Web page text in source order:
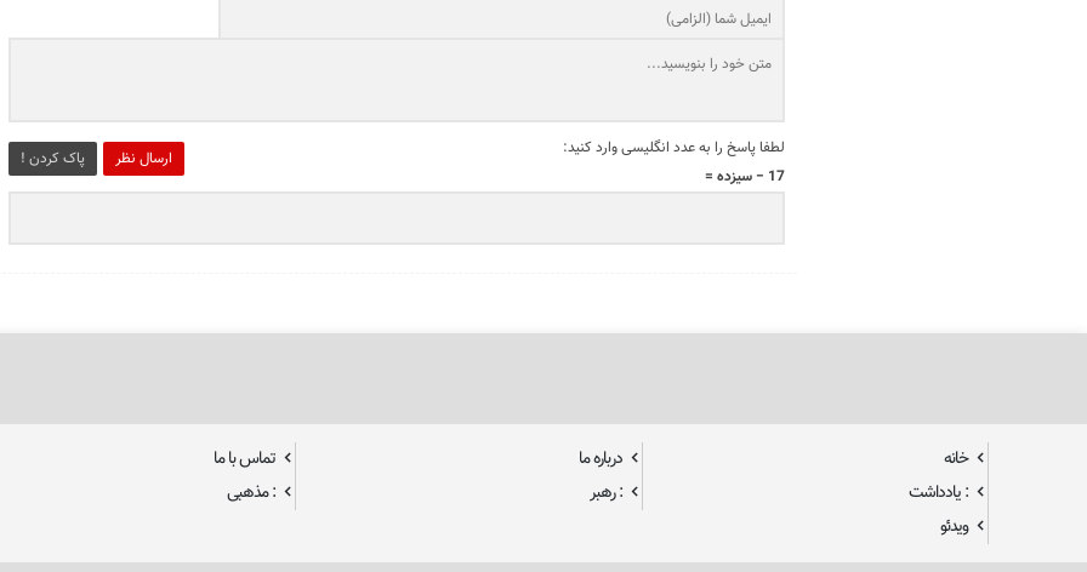
ارسال نظر پاک کردن !
لطفا پاسخ را به عدد انگلیسی وارد کنید:
17 − سیزده =
خانه درباره ما تماس با ما
: یادداشت
: رهبر : مذهبی
ویدئو